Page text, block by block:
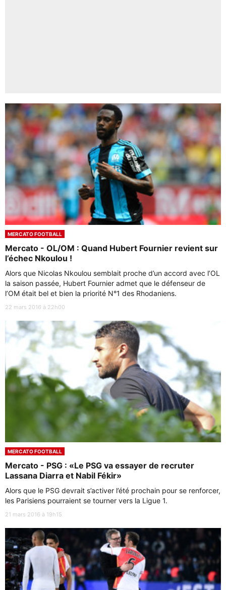
MERCATO FOOTBALL
Mercato - OL/OM : Quand Hubert Fournier revient sur
l’échec Nkoulou !
Alors que Nicolas Nkoulou semblait proche d’un accord avec l’OL
la saison passée, Hubert Fournier admet que le défenseur de
l’OM était bel et bien la priorité N°1 des Rhodaniens.
22 mars 2016 à 22h00
MERCATO FOOTBALL
Mercato - PSG : «Le PSG va essayer de recruter
Lassana Diarra et Nabil Fékir»
Alors que le PSG devrait s’activer l’été prochain pour se renforcer,
les Parisiens pourraient se tourner vers la Ligue 1.
21 mars 2016 à 19h15